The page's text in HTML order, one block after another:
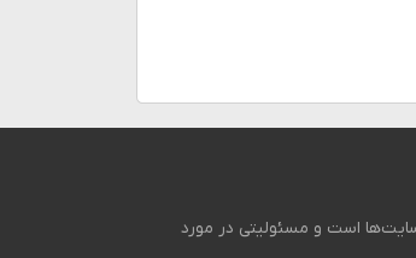
است و مسئولیتی در مورد